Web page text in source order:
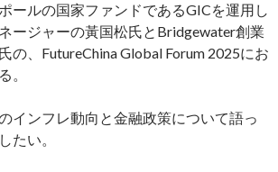
ールの国家ファンドであるGICを運用し
ージャーの黃国松氏とBridgewater創業
の、FutureChina Global Forum 2025にお
。
インフレ動向と金融政策について語っ
たい。